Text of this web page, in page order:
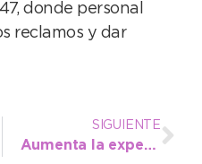
donde personal
reclamos y dar
SIGUIENTE
Aumenta la expectativa por Modo Emprender: “Queremos visibilizar el trabajo de tanta gente que apuesta a crecer”